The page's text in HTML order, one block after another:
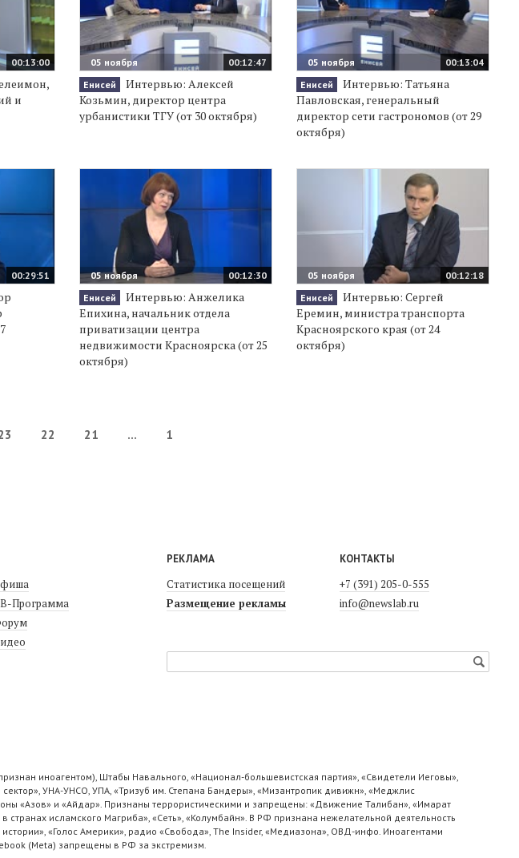
00:13:00
и
00:12:47
05 ноября
Енисей
Интервью: Алексей
Козьмин, директор центра
урбанистики ТГУ (от 30 октября)
00:13:04
05 ноября
Енисей
Интервью: Татьяна
Павловская, генеральный
директор сети гастрономов (от 29
октября)
00:29:51 00:12:30
05 ноября
Енисей
Интервью: Анжелика
Епихина, начальник отдела
приватизации центра
недвижимости Красноярска (от 25
октября)
00:12:18
05 ноября
Енисей
Интервью: Сергей
Еремин, министра транспорта
Красноярского края (от 24
октября)
22 21 ... 1
Программа
РЕКЛАМА
Статистика посещений
Размещение рекламы
КОНТАКТЫ
+7 (391) 205-0-555
info@newslab.ru
иноагентом), Штабы Навального, «Национал-большевистская партия», «Свидетели Иеговы»,
УНА-УНСО, УПА, «Тризуб им. Степана Бандеры», «Мизантропик дивижн», «Меджлис
«Азов» и «Айдар». Признаны террористическими и запрещены: «Движение Талибан», «Имарат
исламского Магриба», «Сеть», «Колумбайн». В РФ признана нежелательной деятельность
«Голос Америки», радио «Свобода», The Insider, «Медиазона», ОВД-инфо. Иноагентами
(Metа) запрещены в РФ за экстремизм.